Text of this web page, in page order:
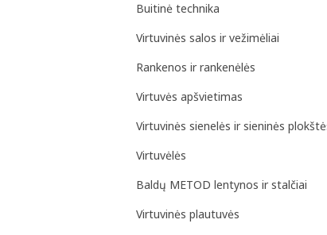
Buitinė technika
Virtuvinės salos ir vežimėliai
Rankenos ir rankenėlės
Virtuvės apšvietimas
Virtuvinės sienelės ir sieninės
Virtuvėlės
Baldų METOD lentynos ir stalčiai
Virtuvinės plautuvės